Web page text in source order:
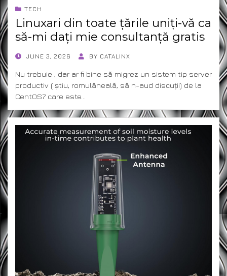
TECH
Linuxari din toate țările uniți-vă ca
să-mi dați mie consultanță gratis
POSTEDJUNE 3, 2026 BY CATALINX
Nu trebuie , dar ar fi bine să migrez un sistem tip server
productiv ( știu, romulăneală, să n-aud discuții) de la
CentOS7 care este…